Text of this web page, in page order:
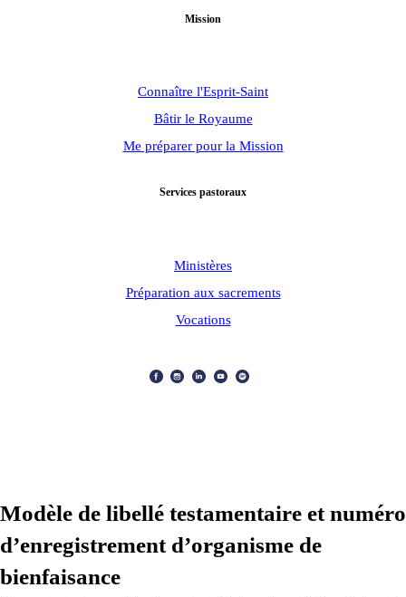
Mission
Connaître l'Esprit-Saint
Bâtir le Royaume
Me préparer pour la Mission
Services pastoraux
Ministères
Préparation aux sacrements
Vocations
Modèle de libellé testamentaire et numéro
d’enregistrement d’organisme de
bienfaisance